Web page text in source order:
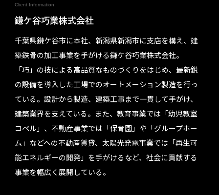
Client Information
鎌ケ谷巧業株式会社
千葉県鎌ケ谷市に本社、新潟県新潟市に支店を構え、建
築鉄骨の加工事業を手がける鎌ケ谷巧業株式会社。
「巧」の技による高品質なものづくりをはじめ、最新鋭
の設備を導入した工場でのオートメーション製造を行っ
ている。設計から製造、建築工事まで一貫して手がけ、
建築業界を支えている。また、教育事業では「幼児教室
コペル」、不動産事業では「保育園」や「グループホー
ム」などへの不動産賃貸、太陽光発電事業では「再生可
能エネルギーの開発」を手がけるなど、社会に貢献する
事業を幅広く展開している。